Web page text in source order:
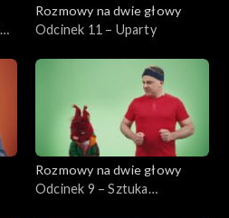
Rozmowy na dwie głowy
Odcinek 11 – Uparty
Rozmowy na dwie głowy
Odcinek 9 – Sztuka